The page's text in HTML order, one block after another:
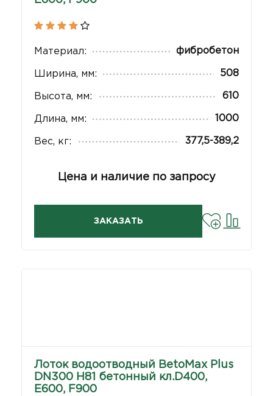
Материал: фибробетон
Ширина, мм: 508
Высота, мм: 610
Длина, мм: 1000
Вес, кг: 377,5-389,2
Цена и наличие по запросу
ЗАКАЗАТЬ
Лоток водоотводный BetoMax Plus
DN300 H81 бетонный кл.D400,
E600, F900